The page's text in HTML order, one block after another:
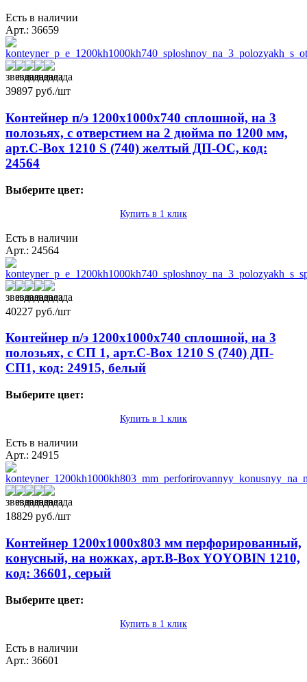
Есть в наличии
Арт.: 36659
39897 руб./шт
Контейнер п/э 1200х1000х740 сплошной, на 3
полозьях, с отверстием на 2 дюйма по 1200 мм,
арт.C-Box 1210 S (740) желтый ДП-ОС, код:
24564
Выберите цвет:
Купить в 1 клик
Есть в наличии
Арт.: 24564
40227 руб./шт
Контейнер п/э 1200х1000х740 сплошной, на 3
полозьях, с СП 1, арт.C-Box 1210 S (740) ДП-
СП1, код: 24915, белый
Выберите цвет:
Купить в 1 клик
Есть в наличии
Арт.: 24915
18829 руб./шт
Контейнер 1200х1000х803 мм перфорированный,
конусный, на ножках, арт.B-Box YOYOBIN 1210,
код: 36601, серый
Выберите цвет:
Купить в 1 клик
Есть в наличии
Арт.: 36601